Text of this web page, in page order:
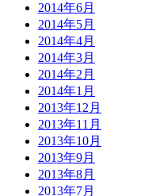
2014年6月
2014年5月
2014年4月
2014年3月
2014年2月
2014年1月
2013年12月
2013年11月
2013年10月
2013年9月
2013年8月
2013年7月